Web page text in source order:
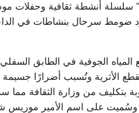
أنشطة ثقافية وحفلات
ضومط سرحال بنشاطات في
الجوفية في الطابق السفلي
القطع الأثرية وتُسبب أضرارًا
عن الرطوبة بتكليف من وزارة الثقافة
وسُميت على اسم الأمير موريس